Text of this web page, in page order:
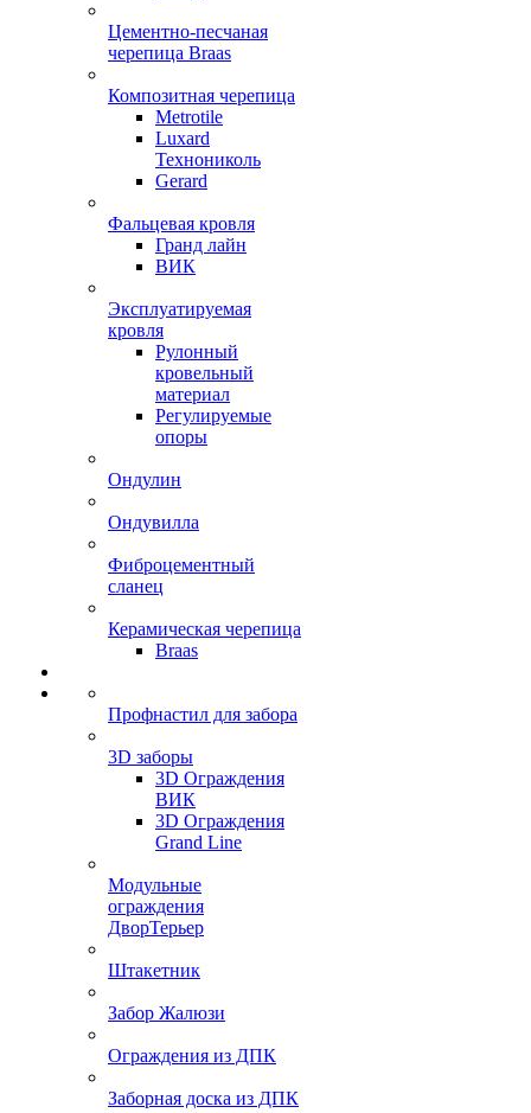
Цементно-песчаная
черепица Braas
Композитная черепица
Metrotile
Luxard
Технониколь
Gerard
Фальцевая кровля
Гранд лайн
ВИК
Эксплуатируемая
кровля
Рулонный
кровельный
материал
Регулируемые
опоры
Ондулин
Ондувилла
Фиброцементный
сланец
Керамическая черепица
Braas
Профнастил для забора
3D заборы
3D Ограждения
ВИК
3D Ограждения
Grand Line
Модульные
ограждения
ДворТерьер
Штакетник
Забор Жалюзи
Ограждения из ДПК
Заборная доска из ДПК